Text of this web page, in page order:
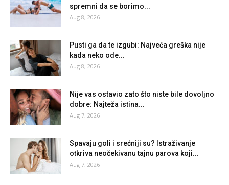
spremni da se borimo...
Aug 8, 2026
Pusti ga da te izgubi: Najveća greška nije
kada neko ode...
Aug 8, 2026
Nije vas ostavio zato što niste bile dovoljno
dobre: Najteža istina...
Aug 7, 2026
Spavaju goli i srećniji su? Istraživanje
otkriva neočekivanu tajnu parova koji...
Aug 7, 2026